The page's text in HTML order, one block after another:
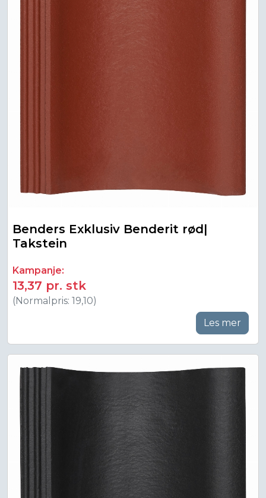
Benders Exklusiv Benderit rød|
Takstein
Kampanje:
13,37 pr. stk
(Normalpris: 19,10)
Les mer